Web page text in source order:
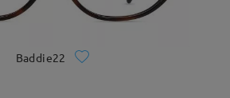
Baddie22